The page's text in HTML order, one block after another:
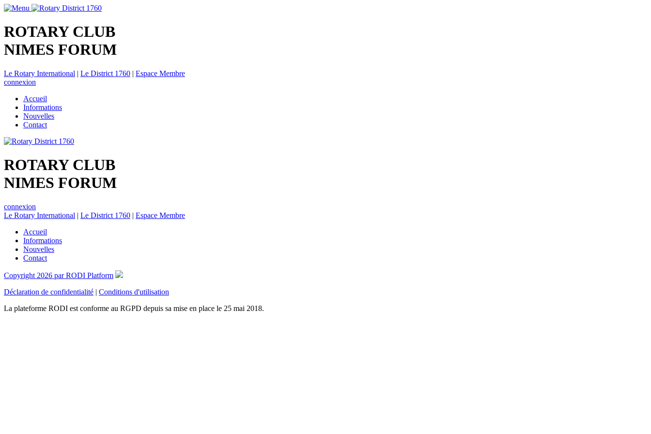
ROTARY CLUB
NIMES FORUM
Le Rotary International | Le District 1760 | Espace Membre
connexion
Accueil
Informations
Nouvelles
Contact
ROTARY CLUB
NIMES FORUM
connexion
Le Rotary International | Le District 1760 | Espace Membre
Accueil
Informations
Nouvelles
Contact
Copyright 2026 par RODI Platform
Déclaration de confidentialité | Conditions d'utilisation
La plateforme RODI est conforme au RGPD depuis sa mise en place le 25 mai 2018.